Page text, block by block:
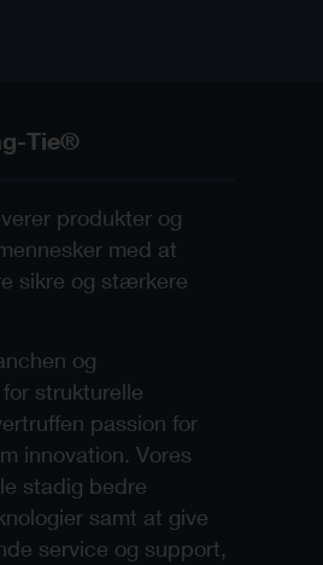
Tie®
produkter og
med at
sikre og stærkere
og
strukturelle
passion for
innovation. Vores
stadig bedre
samt at give
service og support,